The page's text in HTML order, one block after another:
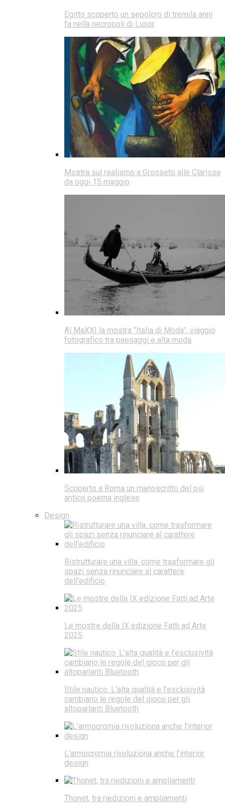
Egitto scoperto un sepolcro di tremila anni
fa nella necropoli di Luxor
Mostra sul realismo a Grosseto alle Clarisse
da oggi 15 maggio
Al MaXXI la mostra “Italia di Moda”, viaggio
fotografico tra paesaggi e alta moda
Scoperto a Roma un manoscritto del più
antico poema inglese
Design
Ristrutturare una villa: come trasformare gli
spazi senza rinunciare al carattere
dell’edificio
Le mostre della IX edizione Fatti ad Arte
2025
Stile nautico. L’alta qualità e l’esclusività
cambiano le regole del gioco per gli
altoparlanti Bluetooth
L’armocromia rivoluziona anche l’interior
design
Thonet, tra riedizioni e ampliamenti